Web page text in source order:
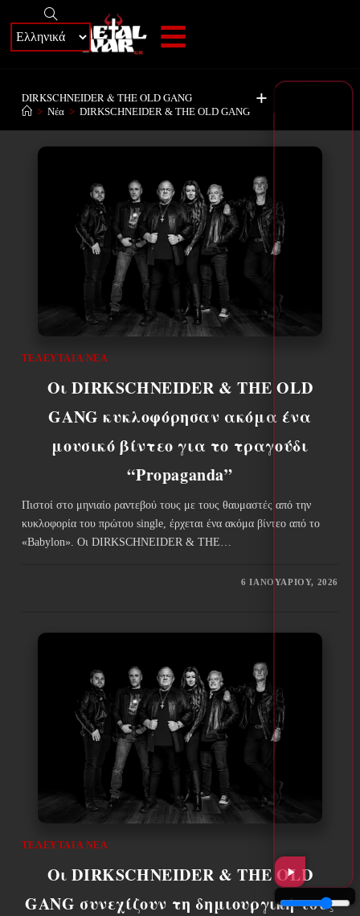
+
DIRKSCHNEIDER & THE OLD GANG
> Νέα > DIRKSCHNEIDER & THE OLD GANG
ΤΕΛΕΥΤΑΊΑ ΝΈΑ
Οι DIRKSCHNEIDER & THE OLD
GANG κυκλοφόρησαν ακόμα ένα
μουσικό βίντεο για το τραγούδι
“Propaganda”
Πιστοί στο μηνιαίο ραντεβού τους με τους θαυμαστές από την
κυκλοφορία του πρώτου single, έρχεται ένα ακόμα βίντεο από το
«Babylon». Οι DIRKSCHNEIDER & THE…
6 ΙΑΝΟΥΑΡΊΟΥ, 2026
ΤΕΛΕΥΤΑΊΑ ΝΈΑ
Οι DIRKSCHNEIDER & THE OLD
GANG συνεχίζουν τη δημιουργική τους